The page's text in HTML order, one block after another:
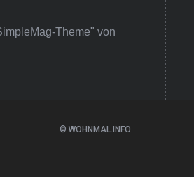
Theme" von
© WOHNMAL.INFO